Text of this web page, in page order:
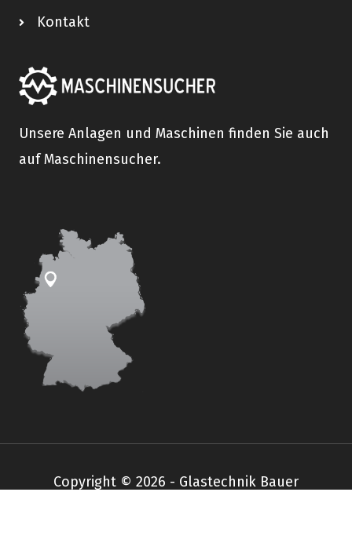
Kontakt
Unsere Anlagen und Maschinen finden Sie auch
auf Maschinensucher.
Copyright © 2026 - Glastechnik Bauer